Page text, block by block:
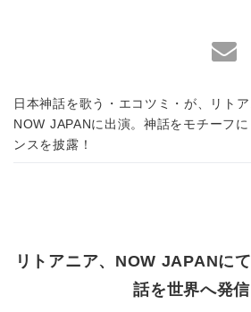
日本神話を歌う・エコツミ・が、リト
NOW JAPANに出演。神話をモチーフ
ンスを披露！
リトアニア、NOW JAPANに
話を世界へ発信